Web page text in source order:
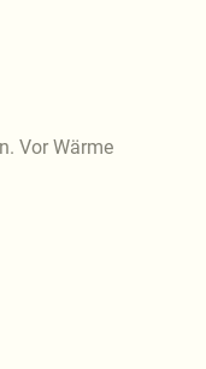
Vor Wärme